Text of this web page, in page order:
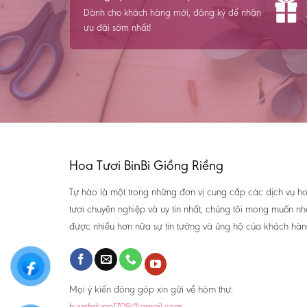
Dành cho khách hàng mới, đăng ký để nhận
ưu đãi sớm nhất!
Hoa Tươi BinBi Giồng Riềng
Tự hào là một trong những đơn vị cung cấp các dịch vụ
tươi chuyên nghiệp và uy tín nhất, chúng tôi mong muốn
được nhiều hơn nữa sự tin tưởng và ủng hộ của khách
Mọi ý kiến đóng góp xin gửi về hòm thư: